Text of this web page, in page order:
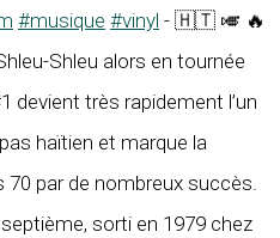
#musique #vinyl - 🇭🇹 🎺 🔥
Shleu alors en tournée
devient très rapidement l’un
haïtien et marque la
par de nombreux succès.
sorti en 1979 chez